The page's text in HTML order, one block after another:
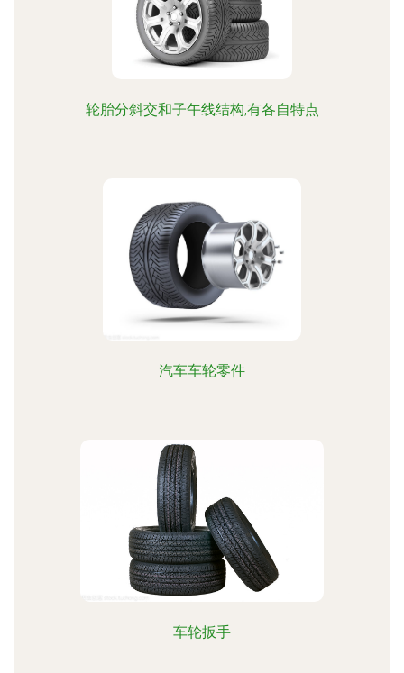
轮胎分斜交和子午线结构,有各自特点
汽车车轮零件
车轮扳手